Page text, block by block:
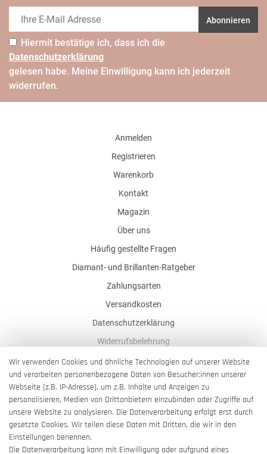
Abonnieren
Hiermit bestätige ich, dass ich die
Daten­schutz­erklärung
gelesen habe. Meine Einwilligung kann ich jederzeit
widerrufen.
Anmelden
Registrieren
Warenkorb
Kontakt
Magazin
Über uns
Häufig gestellte Fragen
Diamant- und Brillanten-Ratgeber
Zahlungsarten
Versandkosten
Datenschutzerklärung
Widerrufsbelehrung
AGB
Impressum
Barrierefreiheitserklärung
Wir verwenden Cookies und ähnliche Technologien auf unserer Website
und verarbeiten personenbezogene Daten von Besucher:innen unserer
Webseite (z.B. IP-Adresse), um z.B. Inhalte und Anzeigen zu
personalisieren, Medien von Drittanbietern einzubinden oder Zugriffe auf
unsere Website zu analysieren. Die Datenverarbeitung erfolgt erst durch
gesetzte Cookies. Wir teilen diese Daten mit Dritten, die wir in den
Einstellungen benennen.
Die Datenverarbeitung kann mit Einwilligung oder aufgrund eines